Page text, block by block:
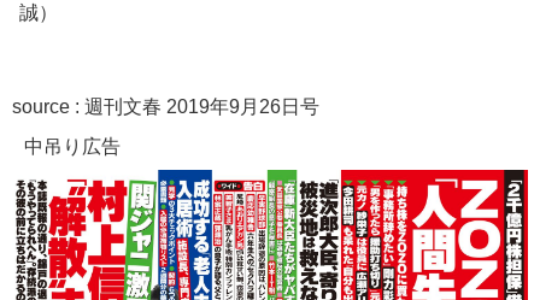
誠）
source : 週刊文春 2019年9月26日号
中吊り広告